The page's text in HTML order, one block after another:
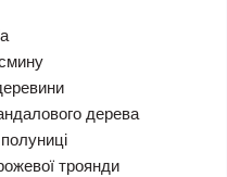
дерева
троянди